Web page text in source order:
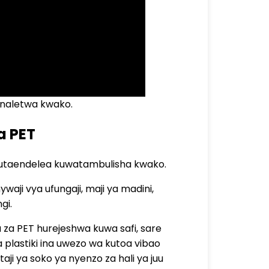
kwako.
kuwatambulisha kwako.
vya ufungaji, maji ya madini,
PET hurejeshwa kuwa safi, sare
plastiki ina uwezo wa kutoa vibao
ya soko ya nyenzo za hali ya juu